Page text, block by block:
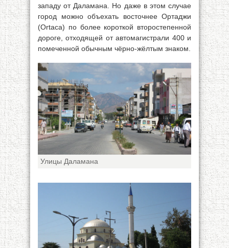
западу от Даламана. Но даже в этом случае
город можно объехать восточнее Ортаджи
(Ortaca) по более короткой второстепенной
дороге, отходящей от автомагистрали 400 и
помеченной обычным чёрно-жёлтым знаком.
Улицы Даламана